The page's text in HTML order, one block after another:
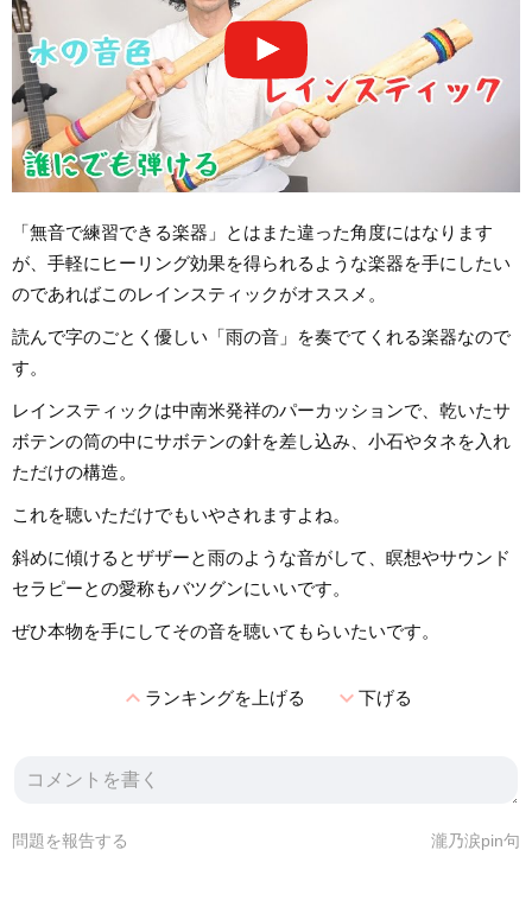
「無音で練習できる楽器」とはまた違った角度にはなります
が、手軽にヒーリング効果を得られるような楽器を手にしたい
のであればこのレインスティックがオススメ。
読んで字のごとく優しい「雨の音」を奏でてくれる楽器なので
す。
レインスティックは中南米発祥のパーカッションで、乾いたサ
ボテンの筒の中にサボテンの針を差し込み、小石やタネを入れ
ただけの構造。
これを聴いただけでもいやされますよね。
斜めに傾けるとザザーと雨のような音がして、瞑想やサウンド
セラピーとの愛称もバツグンにいいです。
ぜひ本物を手にしてその音を聴いてもらいたいです。
expand_lessランキングを上げる expand_more下げる
瀧乃涙pin句
問題を報告する